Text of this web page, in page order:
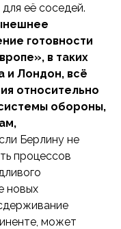
её соседей.
готовности
в таких
и Лондон, всё
относительно
обороны,
Берлину не
процессов
новых
может